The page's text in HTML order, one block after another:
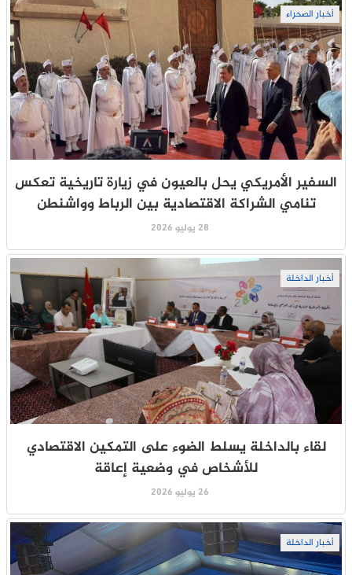
أخبار الصحراء
السفير الأمريكي يحل بالعيون في زيارة تاريخية تعكس
تنامي الشراكة الاقتصادية بين الرباط وواشنطن
28 يوليو 2026
أخبار الداخلة
لقاء بالداخلة يسلط الضوء على التمكين الاقتصادي
للأشخاص في وضعية إعاقة
26 يوليو 2026
أخبار الداخلة